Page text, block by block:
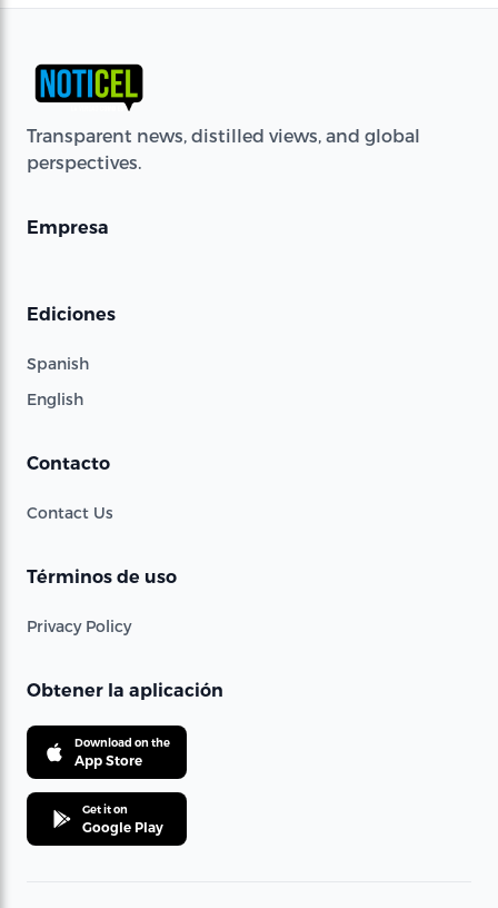
Transparent news, distilled views, and global
perspectives.
Empresa
Ediciones
Spanish
English
Contacto
Contact Us
Términos de uso
Privacy Policy
Obtener la aplicación
Download on the
App Store
Get it on
Google Play